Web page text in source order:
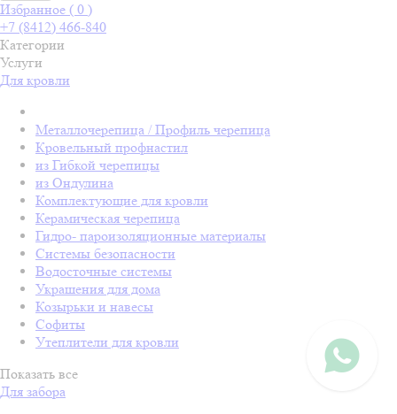
Избранное ( 0 )
+7 (8412) 466-840
Категории
Услуги
Для кровли
Металлочерепица / Профиль черепица
Кровельный профнастил
из Гибкой черепицы
из Ондулина
Комплектующие для кровли
Керамическая черепица
Гидро- пароизоляционные материалы
Системы безопасности
Водосточные системы
Украшения для дома
Козырьки и навесы
Софиты
Утеплители для кровли
Показать все
Для забора